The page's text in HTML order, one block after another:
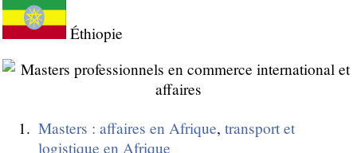
Éthiopie
Masters : affaires en Afrique, transport et
logistique en Afrique